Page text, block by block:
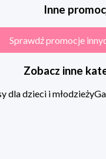
Inne
Sprawdź promocje
Zobacz inne
dla dzieci i młodzieży